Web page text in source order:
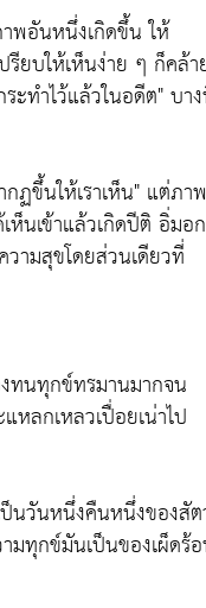
พอันหนึ่งเกิดขึ้น ให้
รียบให้เห็นง่าย ๆ ก็คล้า
ะทำไว้แล้วในอดีต"บา
ฏขึ้นให้เราเห็น" แต่ภาพ
เห็นเข้าแล้วเกิดปีติ อิ่มอก
ามสุขโดยส่วนเดียวที่
ทนทุกข์ทรมานมากจน
หลกเหลวเปื่อยเน่าไป
นวันหนึ่งคืนหนึ่งของสั
ามทุกข์มันเป็นของเผ็ดร้